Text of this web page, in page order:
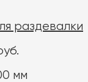
раздевалки
мм